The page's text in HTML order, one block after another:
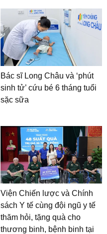
Bác sĩ Long Châu và ‘phút
sinh tử’ cứu bé 6 tháng tuổi
sặc sữa
Viện Chiến lược và Chính
sách Y tế cùng đội ngũ y tế
thăm hỏi, tặng quà cho
thương binh, bệnh binh tại